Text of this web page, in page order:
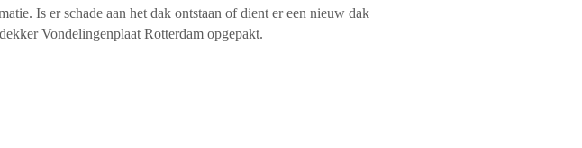
Is er schade aan het dak ontstaan of dient er een nieuw dak
Vondelingenplaat Rotterdam opgepakt.